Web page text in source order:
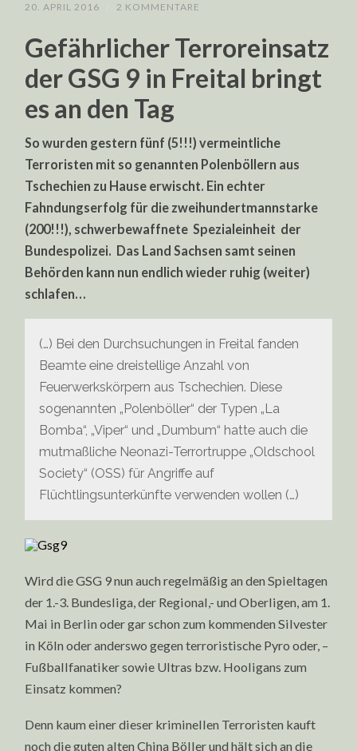
20. APRIL 2016 2 KOMMENTARE
Gefährlicher Terroreinsatz
der GSG 9 in Freital bringt
es an den Tag
So wurden gestern fünf (5!!!) vermeintliche
Terroristen mit so genannten Polenböllern aus
Tschechien zu Hause erwischt. Ein echter
Fahndungserfolg für die zweihundertmannstarke
(200!!!), schwerbewaffnete Spezialeinheit der
Bundespolizei. Das Land Sachsen samt seinen
Behörden kann nun endlich wieder ruhig (weiter)
schlafen…
(…) Bei den Durchsuchungen in Freital fanden
Beamte eine dreistellige Anzahl von
Feuerwerkskörpern aus Tschechien. Diese
sogenannten „Polenböller“ der Typen „La
Bomba“, „Viper“ und „Dumbum“ hatte auch die
mutmaßliche Neonazi-Terrortruppe „Oldschool
Society“ (OSS) für Angriffe auf
Flüchtlingsunterkünfte verwenden wollen (…)
Wird die GSG 9 nun auch regelmäßig an den Spieltagen
der 1.-3. Bundesliga, der Regional,- und Oberligen, am 1.
Mai in Berlin oder gar schon zum kommenden Silvester
in Köln oder anderswo gegen terroristische Pyro oder, –
Fußballfanatiker sowie Ultras bzw. Hooligans zum
Einsatz kommen?
Denn kaum einer dieser kriminellen Terroristen kauft
noch die guten alten China Böller und hält sich an die